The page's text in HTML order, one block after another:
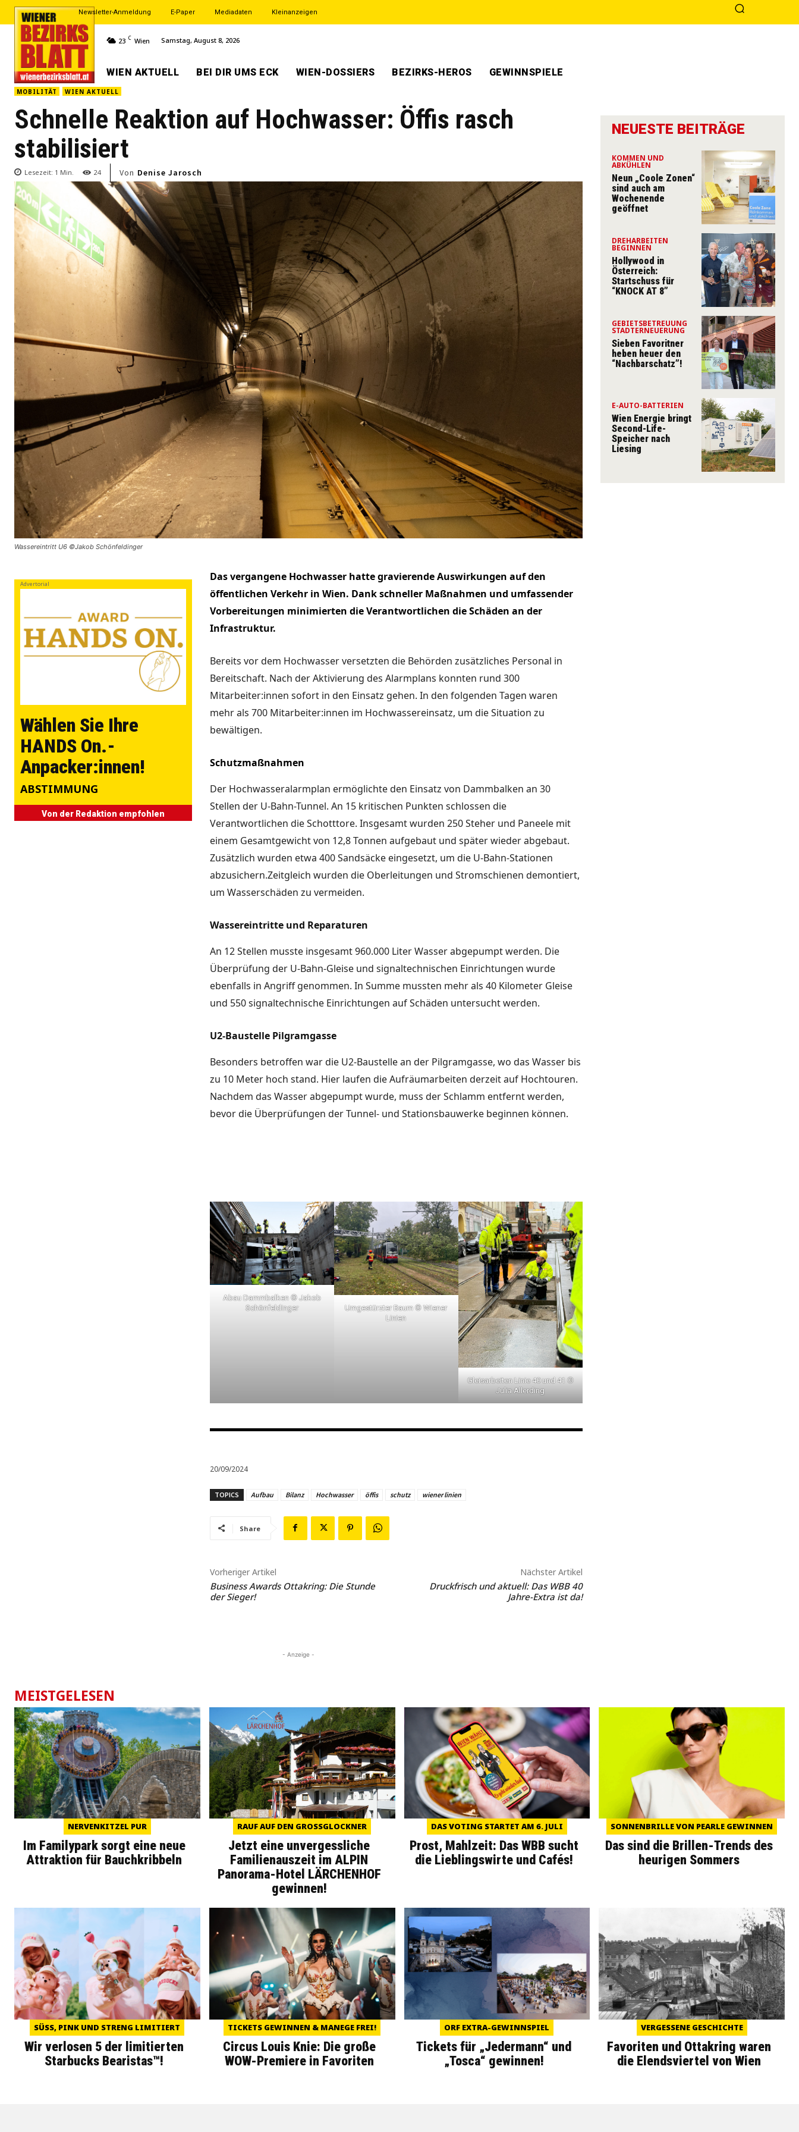
Newsletter-Anmeldung E-Paper Mediadaten Kleinanzeigen
23 C Wien Samstag, August 8, 2026
WIEN AKTUELL BEI DIR UMS ECK WIEN-DOSSIERS BEZIRKS-HEROS GEWINNSPIELE
MOBILITÄT WIEN AKTUELL
Schnelle Reaktion auf Hochwasser: Öffis rasch
stabilisiert
Lesezeit: 1 Min. 24 Von Denise Jarosch
Wassereintritt U6 ©Jakob Schönfeldinger
Advertorial
Wählen Sie Ihre
HANDS On.-
Anpacker:innen!
ABSTIMMUNG
Von der Redaktion empfohlen
Das vergangene Hochwasser hatte gravierende Auswirkungen auf den
öffentlichen Verkehr in Wien. Dank schneller Maßnahmen und umfassender
Vorbereitungen minimierten die Verantwortlichen die Schäden an der
Infrastruktur.
Bereits vor dem Hochwasser versetzten die Behörden zusätzliches Personal in
Bereitschaft. Nach der Aktivierung des Alarmplans konnten rund 300
Mitarbeiter:innen sofort in den Einsatz gehen. In den folgenden Tagen waren
mehr als 700 Mitarbeiter:innen im Hochwassereinsatz, um die Situation zu
bewältigen.
Schutzmaßnahmen
Der Hochwasseralarmplan ermöglichte den Einsatz von Dammbalken an 30
Stellen der U-Bahn-Tunnel. An 15 kritischen Punkten schlossen die
Verantwortlichen die Schotttore. Insgesamt wurden 250 Steher und Paneele mit
einem Gesamtgewicht von 12,8 Tonnen aufgebaut und später wieder abgebaut.
Zusätzlich wurden etwa 400 Sandsäcke eingesetzt, um die U-Bahn-Stationen
abzusichern.Zeitgleich wurden die Oberleitungen und Stromschienen demontiert,
um Wasserschäden zu vermeiden.
Wassereintritte und Reparaturen
An 12 Stellen musste insgesamt 960.000 Liter Wasser abgepumpt werden. Die
Überprüfung der U-Bahn-Gleise und signaltechnischen Einrichtungen wurde
ebenfalls in Angriff genommen. In Summe mussten mehr als 40 Kilometer Gleise
und 550 signaltechnische Einrichtungen auf Schäden untersucht werden.
U2-Baustelle Pilgramgasse
Besonders betroffen war die U2-Baustelle an der Pilgramgasse, wo das Wasser bis
zu 10 Meter hoch stand. Hier laufen die Aufräumarbeiten derzeit auf Hochtouren.
Nachdem das Wasser abgepumpt wurde, muss der Schlamm entfernt werden,
bevor die Überprüfungen der Tunnel- und Stationsbauwerke beginnen können.
Abau Dammbalken © Jakob
Schönfeldinger
Umgestürzter Baum © Wiener
Linien
Gleisarbeiten Linie 40 und 41 ©
Julia Allerding
20/09/2024
TOPICS Aufbau Bilanz Hochwasser öffis schutz wiener linien
Share
Vorheriger Artikel
Business Awards Ottakring: Die Stunde
der Sieger!
Nächster Artikel
Druckfrisch und aktuell: Das WBB 40
Jahre-Extra ist da!
- Anzeige -
NEUESTE BEITRÄGE
KOMMEN UND
ABKÜHLEN
Neun „Coole Zonen“
sind auch am
Wochenende
geöffnet
DREHARBEITEN
BEGINNEN
Hollywood in
Österreich:
Startschuss für
“KNOCK AT 8”
GEBIETSBETREUUNG
STADTERNEUERUNG
Sieben Favoritner
heben heuer den
“Nachbarschatz”!
E-AUTO-BATTERIEN
Wien Energie bringt
Second-Life-
Speicher nach
Liesing
MEISTGELESEN
NERVENKITZEL PUR
Im Familypark sorgt eine neue
Attraktion für Bauchkribbeln
RAUF AUF DEN GROSSGLOCKNER
Jetzt eine unvergessliche
Familienauszeit im ALPIN
Panorama-Hotel LÄRCHENHOF
gewinnen!
DAS VOTING STARTET AM 6. JULI
Prost, Mahlzeit: Das WBB sucht
die Lieblingswirte und Cafés!
SONNENBRILLE VON PEARLE GEWINNEN
Das sind die Brillen-Trends des
heurigen Sommers
SÜSS, PINK UND STRENG LIMITIERT
Wir verlosen 5 der limitierten
Starbucks Bearistas™!
TICKETS GEWINNEN & MANEGE FREI!
Circus Louis Knie: Die große
WOW-Premiere in Favoriten
ORF EXTRA-GEWINNSPIEL
Tickets für „Jedermann“ und
„Tosca“ gewinnen!
VERGESSENE GESCHICHTE
Favoriten und Ottakring waren
die Elendsviertel von Wien